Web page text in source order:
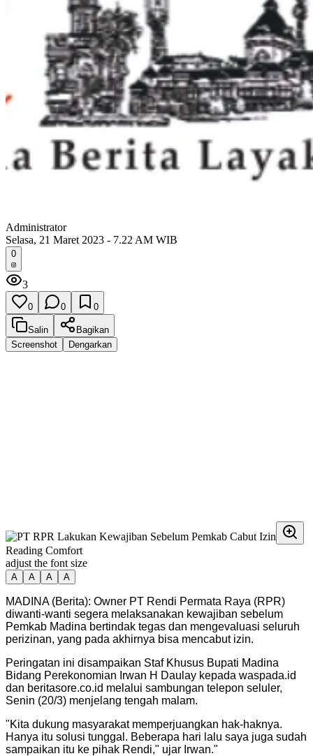
Administrator
Selasa, 21 Maret 2023 - 7.22 AM WIB
0
3
0 0 0
Salin
Bagikan
Screenshot
Dengarkan
Reading Comfort
adjust the font size
A A A A
MADINA (Berita): Owner PT Rendi Permata Raya (RPR)
diwanti-wanti segera melaksanakan kewajiban sebelum
Pemkab Madina bertindak tegas dan mengevaluasi seluruh
perizinan, yang pada akhirnya bisa mencabut izin.
Peringatan ini disampaikan Staf Khusus Bupati Madina
Bidang Perekonomian Irwan H Daulay kepada waspada.id
dan beritasore.co.id melalui sambungan telepon seluler,
Senin (20/3) menjelang tengah malam.
"Kita dukung masyarakat memperjuangkan hak-haknya.
Hanya itu solusi tunggal. Beberapa hari lalu saya juga sudah
sampaikan itu ke pihak Rendi," ujar Irwan."